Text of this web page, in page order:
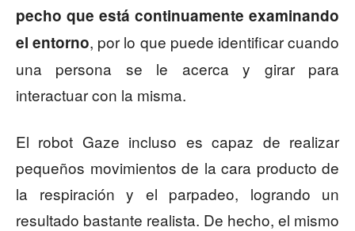
pecho que está continuamente examinando
el entorno, por lo que puede identificar cuando
una persona se le acerca y girar para
interactuar con la misma.
El robot Gaze incluso es capaz de realizar
pequeños movimientos de la cara producto de
la respiración y el parpadeo, logrando un
resultado bastante realista. De hecho, el mismo